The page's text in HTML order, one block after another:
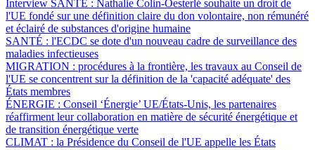
Interview SANTÉ : Nathalie Colin-Oesterlé souhaite un droit de
l'UE fondé sur une définition claire du don volontaire, non rémunéré
et éclairé de substances d'origine humaine
SANTÉ : l'ECDC se dote d'un nouveau cadre de surveillance des
maladies infectieuses
MIGRATION : procédures à la frontière, les travaux au Conseil de
l'UE se concentrent sur la définition de la 'capacité adéquate' des
États membres
ÉNERGIE : Conseil ‘Énergie’ UE/États-Unis, les partenaires
réaffirment leur collaboration en matière de sécurité énergétique et
de transition énergétique verte
CLIMAT : la Présidence du Conseil de l'UE appelle les États